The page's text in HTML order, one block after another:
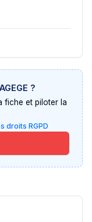
?
fiche et piloter la
droits RGPD